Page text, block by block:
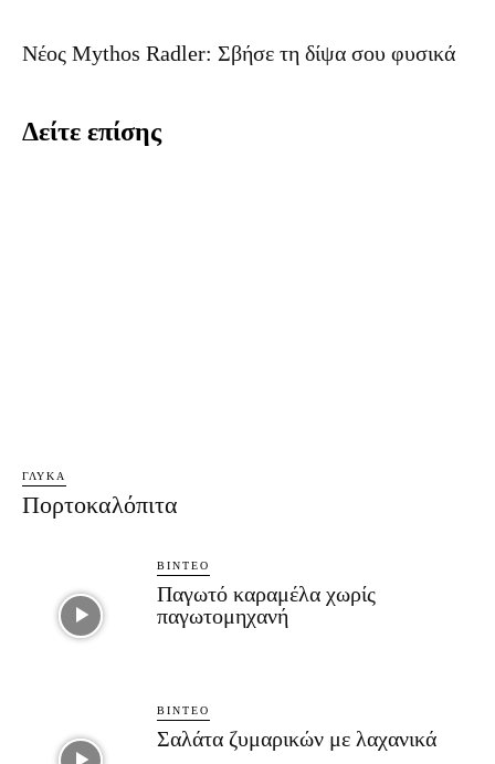
Νέος Mythos Radler: Σβήσε τη δίψα σου φυσικά
Δείτε επίσης
ΓΛΥΚΆ
Πορτοκαλόπιτα
ΒΊΝΤΕΟ
Παγωτό καραμέλα χωρίς
παγωτομηχανή
ΒΊΝΤΕΟ
Σαλάτα ζυμαρικών με λαχανικά